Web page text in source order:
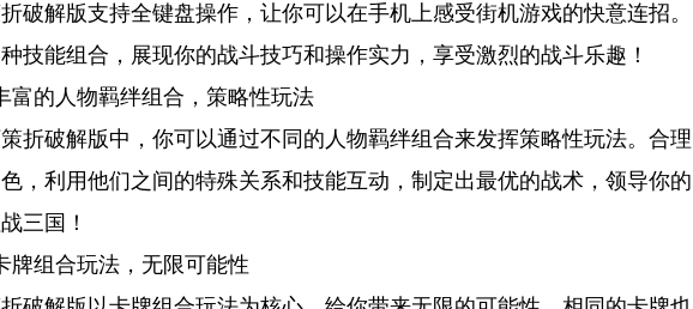
破解版支持全键盘操作，让你可以在手机上感受街机游戏的快意连招。
技能组合，展现你的战斗技巧和操作实力，享受激烈的战斗乐趣！
富的人物羁绊组合，策略性玩法
折破解版中，你可以通过不同的人物羁绊组合来发挥策略性玩法。合理
，利用他们之间的特殊关系和技能互动，制定出最优的战术，领导你的
三国！
牌组合玩法，无限可能性